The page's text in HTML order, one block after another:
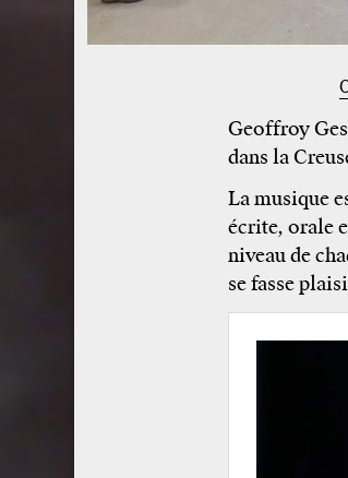
Geoffroy
dans la
La musique
écrite, orale
niveau de
se fasse